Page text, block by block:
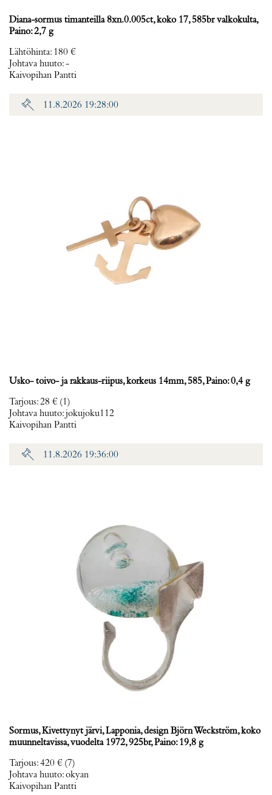
Diana-sormus timanteilla 8xn.0.005ct, koko 17, 585br valkokulta,
Paino: 2,7 g
Lähtöhinta: 180 €
Johtava huuto:-
Kaivopihan Pantti
11.8.2026 19:28:00
Usko- toivo- ja rakkaus-riipus, korkeus 14mm, 585, Paino: 0,4 g
Tarjous:28 € (1)
Johtava huuto:jokujoku112
Kaivopihan Pantti
11.8.2026 19:36:00
Sormus, Kivettynyt järvi, Lapponia, design Björn Weckström, koko
muunneltavissa, vuodelta 1972, 925br, Paino: 19,8 g
Tarjous:420 € (7)
Johtava huuto:okyan
Kaivopihan Pantti